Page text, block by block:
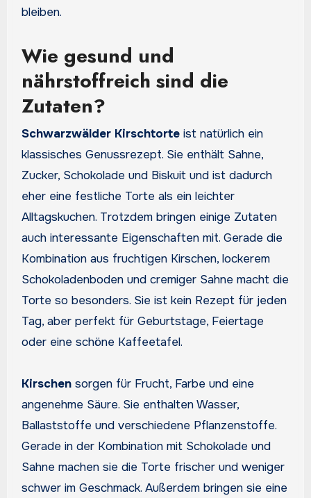
bleiben.
Wie gesund und
nährstoffreich sind die
Zutaten?
Schwarzwälder Kirschtorteist natürlich ein
klassisches Genussrezept. Sie enthält Sahne,
Zucker, Schokolade und Biskuit und ist dadurch
eher eine festliche Torte als ein leichter
Alltagskuchen. Trotzdem bringen einige Zutaten
auch interessante Eigenschaften mit. Gerade die
Kombination aus fruchtigen Kirschen, lockerem
Schokoladenboden und cremiger Sahne macht die
Torte so besonders. Sie ist kein Rezept für jeden
Tag, aber perfekt für Geburtstage, Feiertage
oder eine schöne Kaffeetafel.
Kirschensorgen für Frucht, Farbe und eine
angenehme Säure. Sie enthalten Wasser,
Ballaststoffe und verschiedene Pflanzenstoffe.
Gerade in der Kombination mit Schokolade und
Sahne machen sie die Torte frischer und weniger
schwer im Geschmack. Außerdem bringen sie eine